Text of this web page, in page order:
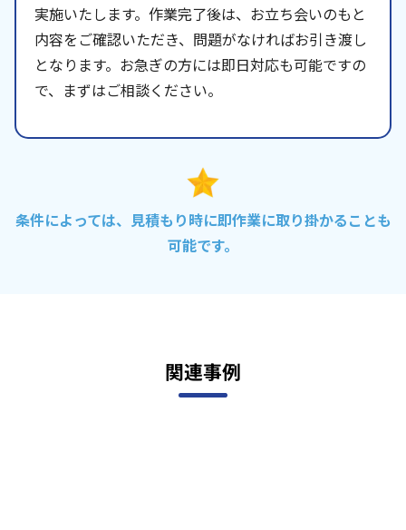
実施いたします。作業完了後は、お立ち会いのもと
内容をご確認いただき、問題がなければお引き渡し
となります。お急ぎの方には即日対応も可能ですの
で、まずはご相談ください。
条件によっては、見積もり時に即作業に取り掛かることも
可能です。
関連事例